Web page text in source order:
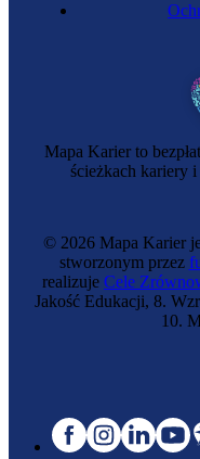
Mapa Karier to
ścieżkach kariery
© 2026 Mapa Karier
stworzonym przez
realizuje Cele
Jakość Edukacji, 8.
10.